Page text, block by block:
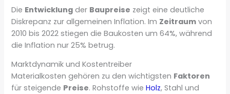
Die Entwicklung der Baupreise zeigt eine deutliche
Diskrepanz zur allgemeinen Inflation. Im Zeitraum von
2010 bis 2022 stiegen die Baukosten um 64%, während
die Inflation nur 25% betrug.
Marktdynamik und Kostentreiber
Materialkosten gehören zu den wichtigsten Faktoren
für steigende Preise. Rohstoffe wieHolz, Stahl und